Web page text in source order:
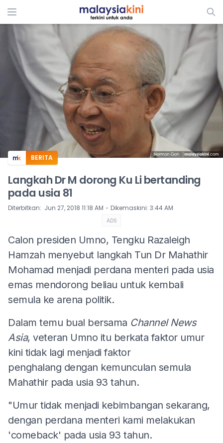
ADS
BERITA
Langkah Dr M dorong Ku Li bertanding
pada usia 81
Diterbitkan: Jun 27, 2018 11:18 AM ⋅ Dikemaskini: 3:44 AM
ADS
Calon presiden Umno, Tengku Razaleigh
Hamzah menyebut langkah Tun Dr Mahathir
Mohamad menjadi perdana menteri pada usia
emas mendorong beliau untuk kembali
semula ke arena politik.
Dalam temu bual bersama Channel News
Asia, veteran Umno itu berkata faktor umur
kini tidak lagi menjadi faktor
penghalang dengan kemunculan semula
Mahathir pada usia 93 tahun.
"Umur tidak menjadi kebimbangan sekarang,
dengan perdana menteri kami melakukan
'comeback' pada usia 93 tahun.